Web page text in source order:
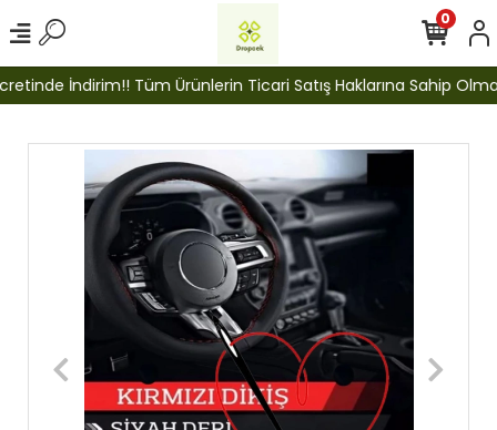
İndirim!! Tüm Ürünlerin Ticari Satış Haklarına Sahip
0